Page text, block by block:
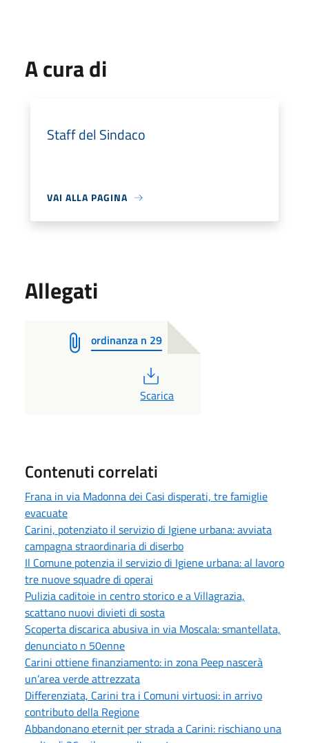
A cura di
Staff del Sindaco
VAI ALLA PAGINA
Allegati
ordinanza n 29
PDF
Scarica
Contenuti correlati
Frana in via Madonna dei Casi disperati, tre famiglie
evacuate
Carini, potenziato il servizio di Igiene urbana: avviata
campagna straordinaria di diserbo
Il Comune potenzia il servizio di Igiene urbana: al lavoro
tre nuove squadre di operai
Pulizia caditoie in centro storico e a Villagrazia,
scattano nuovi divieti di sosta
Scoperta discarica abusiva in via Moscala: smantellata,
denunciato n 50enne
Carini ottiene finanziamento: in zona Peep nascerà
un’area verde attrezzata
Differenziata, Carini tra i Comuni virtuosi: in arrivo
contributo della Regione
Abbandonano eternit per strada a Carini: rischiano una